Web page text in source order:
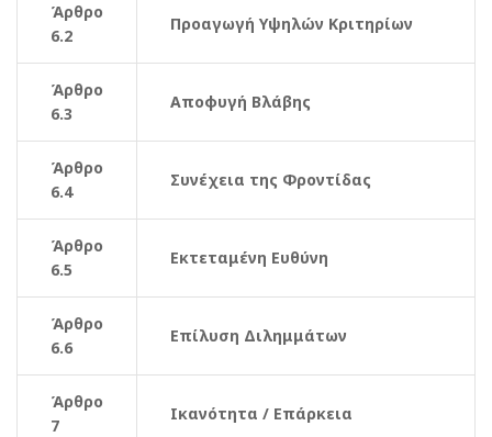
Άρθρο
6.2
Προαγωγή Υψηλών Κριτηρίων
Άρθρο
6.3
Αποφυγή Βλάβης
Άρθρο
6.4
Συνέχεια της Φροντίδας
Άρθρο
6.5
Εκτεταμένη Ευθύνη
Άρθρο
6.6
Επίλυση Διλημμάτων
Άρθρο
7
Ικανότητα / Επάρκεια